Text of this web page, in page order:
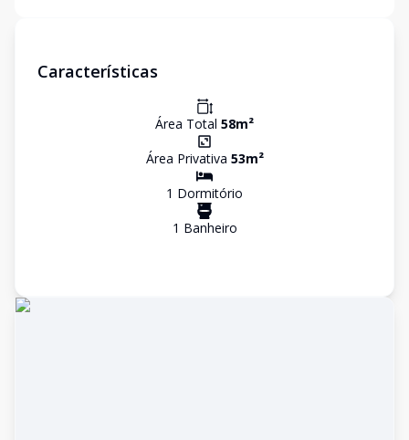
Características
Área Total 58m²
Área Privativa 53m²
1 Dormitório
1 Banheiro